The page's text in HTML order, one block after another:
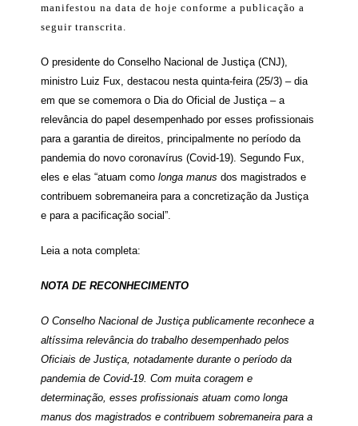
manifestou na data de hoje conforme a publicação a
seguir transcrita.
O presidente do Conselho Nacional de Justiça (CNJ),
ministro Luiz Fux, destacou nesta quinta-feira (25/3) – dia
em que se comemora o Dia do Oficial de Justiça – a
relevância do papel desempenhado por esses profissionais
para a garantia de direitos, principalmente no período da
pandemia do novo coronavírus (Covid-19). Segundo Fux,
eles e elas “atuam comolonga manusdos magistrados e
contribuem sobremaneira para a concretização da Justiça
e para a pacificação social”.
Leia a nota completa:
NOTA DE RECONHECIMENTO
O Conselho Nacional de Justiça publicamente reconhece a
altíssima relevância do trabalho desempenhado pelos
Oficiais de Justiça, notadamente durante o período da
pandemia de Covid-19. Com muita coragem e
determinação, esses profissionais atuam como longa
manus dos magistrados e contribuem sobremaneira para a